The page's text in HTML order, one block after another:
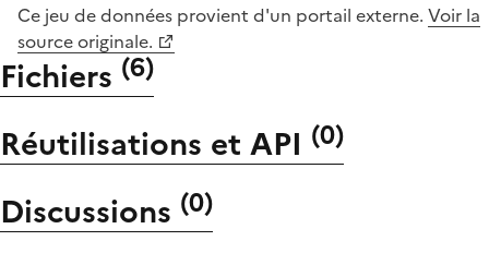
Ce jeu de données provient d'un portail externe. Voir la
source originale.
Fichiers (6)
Réutilisations et API (0)
Discussions (0)